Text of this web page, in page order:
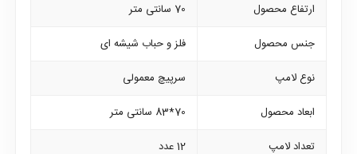
ارتفاع محصول
70 سانتی متر
جنس محصول
فلز و حباب شیشه ای
نوع لامپ
سرپیچ معمولی
ابعاد محصول
70*83 سانتی متر
تعداد لامپ
12 عدد